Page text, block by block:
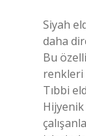
Siyah
daha
Bu
renkleri
Tıbbi